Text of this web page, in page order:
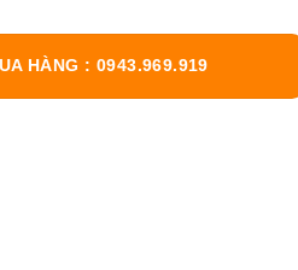
HÀNG : 0943.969.919